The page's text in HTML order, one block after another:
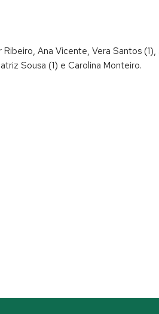
Ana Vicente, Vera Santos
Sousa (1) e Carolina Monteiro.